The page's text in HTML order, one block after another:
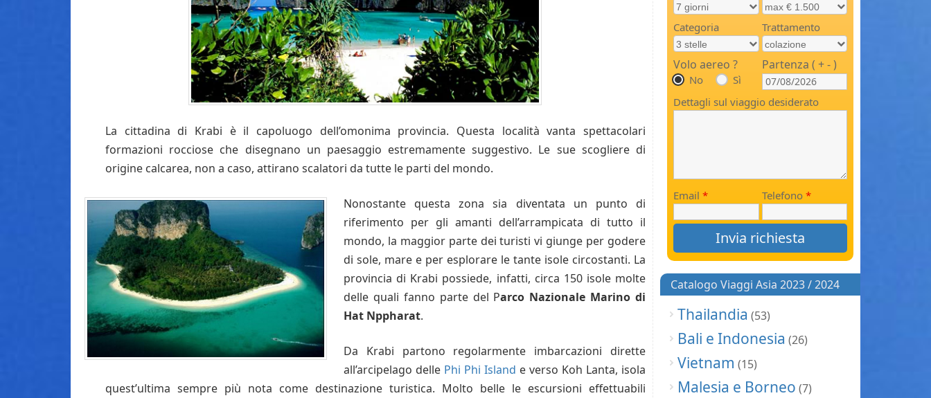
La cittadina di Krabi è il capoluogo dell’omonima provincia. Questa località vanta spettacolari
formazioni rocciose che disegnano un paesaggio estremamente suggestivo. Le sue scogliere di
origine calcarea, non a caso, attirano scalatori da tutte le parti del mondo.
Nonostante questa zona sia diventata un punto di
riferimento per gli amanti dell’arrampicata di tutto il
mondo, la maggior parte dei turisti vi giunge per godere
di sole, mare e per esplorare le tante isole circostanti. La
provincia di Krabi possiede, infatti, circa 150 isole molte
delle quali fanno parte del Parco Nazionale Marino di
Hat Nppharat.
Da Krabi partono regolarmente imbarcazioni dirette
all’arcipelago delle Phi Phi Island e verso Koh Lanta, isola
quest’ultima sempre più nota come destinazione turistica. Molto belle le escursioni effettuabili
Categoria Trattamento
Volo aereo ?
No Sì
Partenza ( + - )
Dettagli sul viaggio desiderato
Email * Telefono *
Catalogo Viaggi Asia 2023 / 2024
Thailandia (53)
Bali e Indonesia (26)
Vietnam (15)
Malesia e Borneo (7)